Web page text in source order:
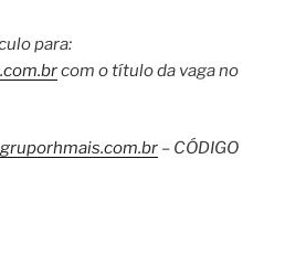
para:
com o título da vaga no
– CÓDIGO